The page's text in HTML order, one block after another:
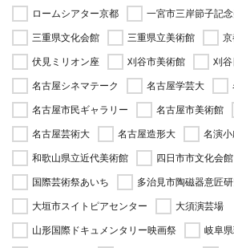
ロームシアター京都
一宮市三岸節子記
三重県文化会館
三重県立美術館
伏見ミリオン座
刈谷市美術館 刈
名古屋シネマテーク
名古屋学芸大
名古屋市民ギャラリー
名古屋市美術館
名古屋芸術大
名古屋造形大
名演
和歌山県立近代美術館
四日市市文化会館
国際芸術祭あいち
多治見市陶磁器意匠
大垣市スイトピアセンター
大須演芸場
山形国際ドキュメンタリー映画祭
岐阜